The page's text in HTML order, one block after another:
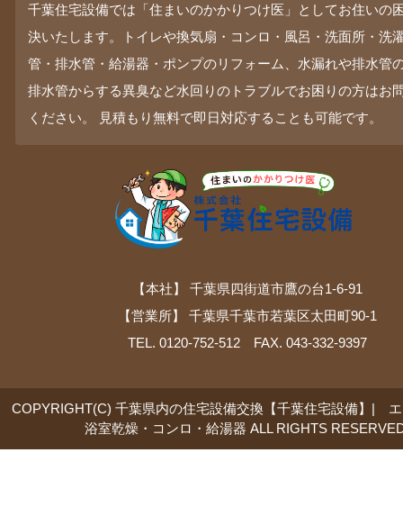
千葉住宅設備では「住まいのかかりつけ医」としてお住いの
決いたします。トイレや換気扇・コンロ・風呂・洗面所・洗
管・排水管・給湯器・ポンプのリフォーム、水漏れや排水管
排水管からする異臭など水回りのトラブルでお困りの方はお
ください。 見積もり無料で即日対応することも可能です。
【本社】 千葉県四街道市鷹の台1-6-91
【営業所】 千葉県千葉市若葉区太田町90-1
TEL. 0120-752-512 FAX. 043-332-9397
COPYRIGHT(C) 千葉県内の住宅設備交換【千葉住宅設備】|
浴室乾燥・コンロ・給湯器 ALL RIGHTS